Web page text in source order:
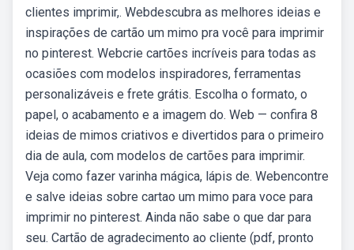
clientes imprimir,. Webdescubra as melhores ideias e
inspirações de cartão um mimo pra você para imprimir
no pinterest. Webcrie cartões incríveis para todas as
ocasiões com modelos inspiradores, ferramentas
personalizáveis e frete grátis. Escolha o formato, o
papel, o acabamento e a imagem do. Web — confira 8
ideias de mimos criativos e divertidos para o primeiro
dia de aula, com modelos de cartões para imprimir.
Veja como fazer varinha mágica, lápis de. Webencontre
e salve ideias sobre cartao um mimo para voce para
imprimir no pinterest. Ainda não sabe o que dar para
seu. Cartão de agradecimento ao cliente (pdf, pronto